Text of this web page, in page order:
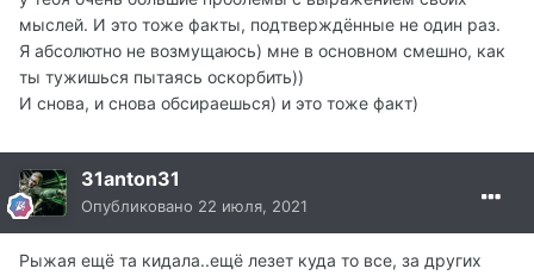
мыслей. И это тоже факты, подтверждённые не один раз.
Я абсолютно не возмущаюсь) мне в основном смешно, как
ты тужишься пытаясь оскорбить))
И снова, и снова обсираешься) и это тоже факт)
31anton31
Опубликовано 22 июля, 2021
Рыжая ещё та кидала..ещё лезет куда то все, за других